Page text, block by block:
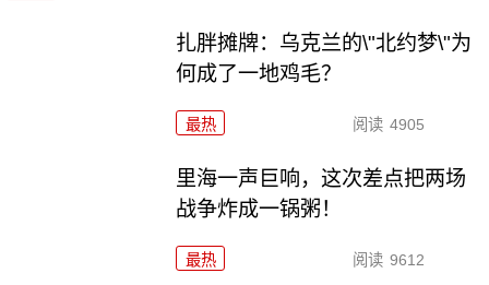
扎胖摊牌：乌克兰的\"北约梦\"为
何成了一地鸡毛？
最热 阅读 4905
里海一声巨响，这次差点把两场
战争炸成一锅粥！
最热 阅读 9612